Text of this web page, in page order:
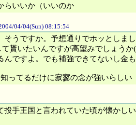
らいいか（いいのか
04/04(Sun) 08:15:54
そうですか。予想通りでホッとしま
貰いたいんですが高望みでしょうか
んですよ。でも補強できてないし金
ってるだけに寂寥の念が強いらしい
投手王国と言われていた頃が懐かし